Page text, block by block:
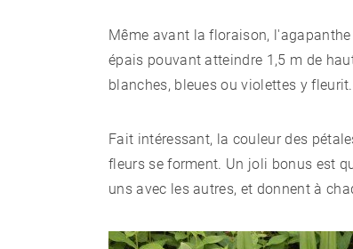
Même avant la floraison,
épais pouvant atteindre 1,5 m de
blanches, bleues ou violettes y
Fait intéressant, la couleur des
fleurs se forment. Un joli bonus est
uns avec les autres, et donnent à